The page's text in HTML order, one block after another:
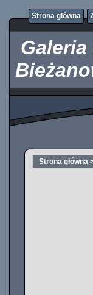
Strona główna
Strona główna